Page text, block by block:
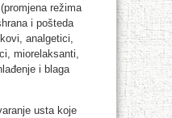
režima
i pošteda
analgetici,
miorelaksanti,
i blaga
usta koje